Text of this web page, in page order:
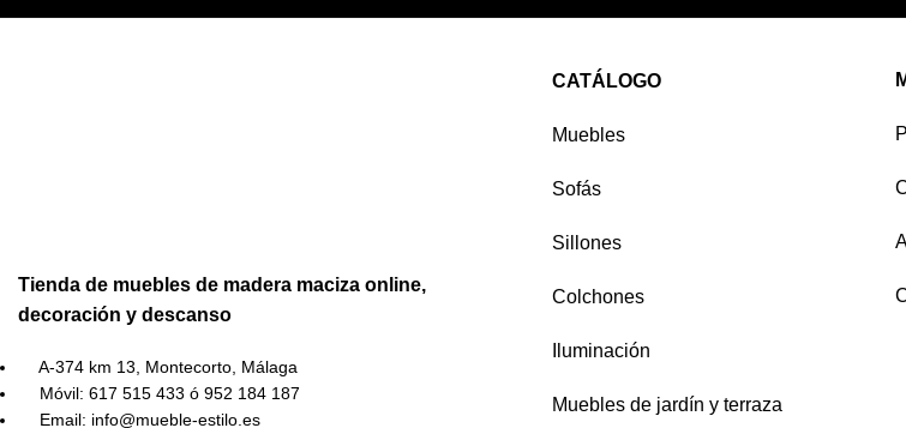
Tienda de muebles de madera maciza online,
decoración y descanso
A-374 km 13, Montecorto, Málaga
Móvil: 617 515 433 ó 952 184 187
Email: info@mueble-estilo.es
CATÁLOGO
Muebles
Sofás
Sillones
Colchones
Iluminación
Muebles de jardín y terraza